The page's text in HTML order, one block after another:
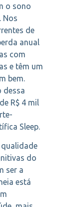
o sono
Nos
de
anual
com
e têm um
bem.
dessa
R$ 4 mil
Sleep.
qualidade
do
ser a
está